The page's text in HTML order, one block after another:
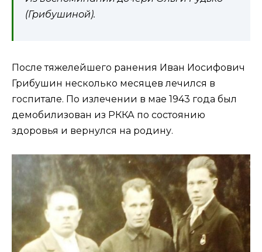
(Грибушиной).
После тяжелейшего ранения Иван Иосифович
Грибушин несколько месяцев лечился в
госпитале. По излечении в мае 1943 года был
демобилизован из РККА по состоянию
здоровья и вернулся на родину.